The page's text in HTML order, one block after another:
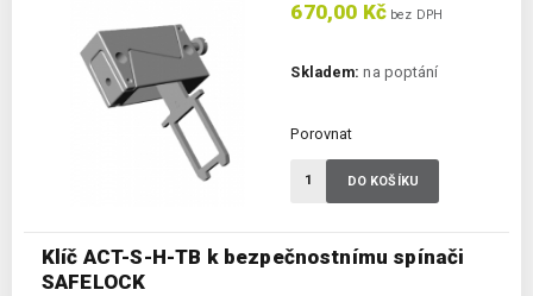
Klíč ACT-S-H-TB k bezpečnostnímu spínači
SAFELOCK
670,00 Kč bez DPH
Skladem: na poptání
Porovnat
DO KOŠÍKU